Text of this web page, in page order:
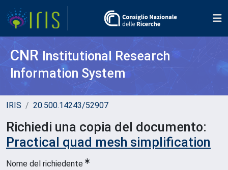
CNR Institutional Research
Information System
IRIS 20.500.14243/52907
Richiedi una copia del documento:
Practical quad mesh simplification
Nome del richiedente